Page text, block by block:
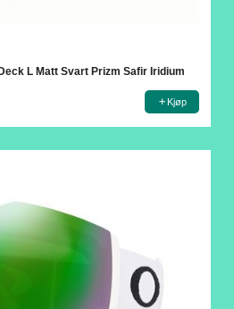
L Matt Svart Prizm Safir Iridium
Kjøp